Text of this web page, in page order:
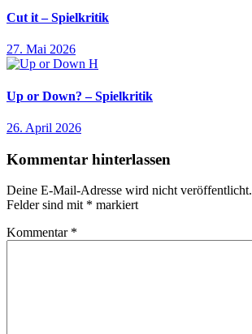
Cut it – Spielkritik
27. Mai 2026
Up or Down? – Spielkritik
26. April 2026
Kommentar hinterlassen
Deine E-Mail-Adresse wird nicht veröffentlicht.
Felder sind mit * markiert
Kommentar *